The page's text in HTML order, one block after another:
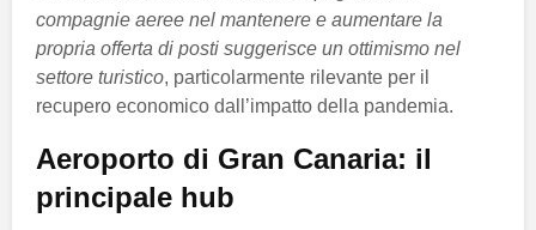
compagnie aeree nel mantenere e aumentare la
propria offerta di posti suggerisce un ottimismo nel
settore turistico, particolarmente rilevante per il
recupero economico dall’impatto della pandemia.
Aeroporto di Gran Canaria: il
principale hub